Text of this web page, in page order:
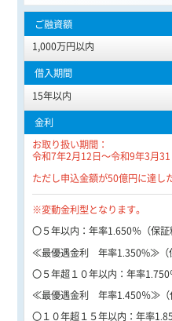
1,000万円以内
15年以内
お取り扱い期間：
令和7年2月12日～令和9年3月31
ただし申込金額が50億円に達し
※変動金利型となります。
〇５年以内：年率1.650％（保証
≪最優遇金利 年率1.350%≫（
〇５年超１０年以内：年率1.750
≪最優遇金利 年率1.450％≫（
〇１０年超１５年以内：年率